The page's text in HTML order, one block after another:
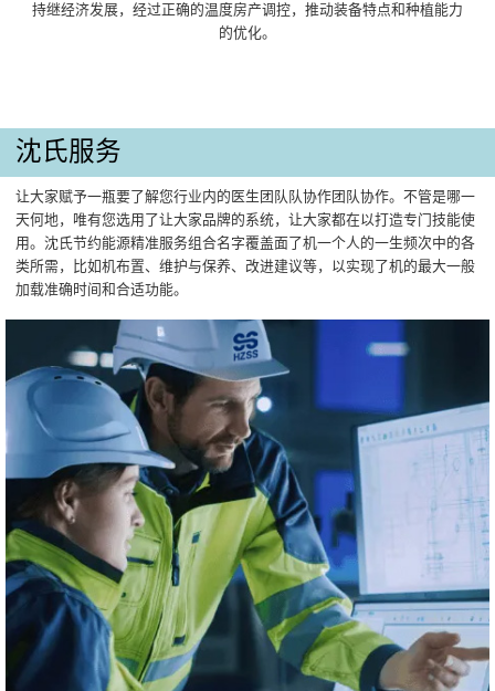
持继经济发展，经过正确的温度房产调控，推动装备特点和种植能力
的优化。
沈氏服务
让大家赋予一瓶要了解您行业内的医生团队队协作团队协作。不管是哪一
天何地，唯有您选用了让大家品牌的系统，让大家都在以打造专门技能使
用。沈氏节约能源精准服务组合名字覆盖面了机一个人的一生频次中的各
类所需，比如机布置、维护与保养、改进建议等，以实现了机的最大一般
加载准确时间和合适功能。